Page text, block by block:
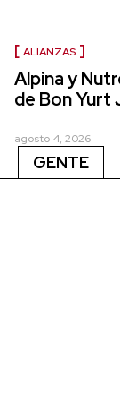
ALIANZAS
Alpina y
de Bon Yurt
agosto 4, 2026
GENTE